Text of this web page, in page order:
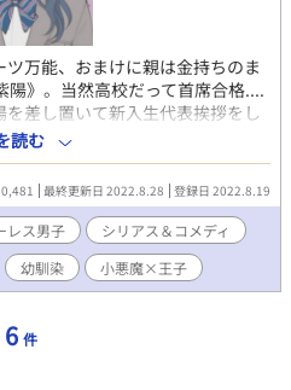
万能、おまけに親は金持ちのま
陽》。当然高校だって首席合格....
差し置いて新入生代表挨拶をし
正体はジェンダーレス男子で？！
ゃった？でもごめんね。僕はゲ
いやいや･･･俺だって違いますけ
葛藤していく中でだんだんと明ら
垣根を越えた愛と友情、そして
『なぁ、葵。本当のお前はどこ
読む
最終更新日 2022.8.28 登録日 2022.8.19
レス男子
シリアス＆コメディ
幼馴染 小悪魔×王子
6 件